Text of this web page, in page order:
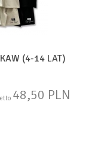
(4-14 LAT)
48,50 PLN